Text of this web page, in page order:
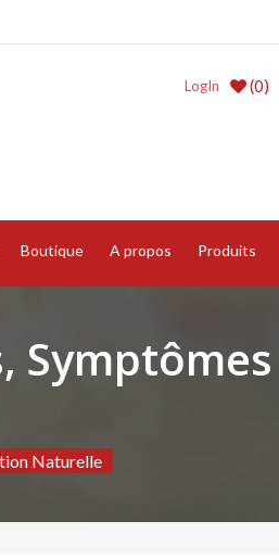
(0)
LogIn
Boutique A propos Produits
Naturelle